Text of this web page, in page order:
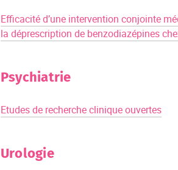
Efficacité d’une intervention conjointe
la déprescription de benzodiazépines
Psychiatrie
Etudes de recherche clinique ouvertes
Urologie